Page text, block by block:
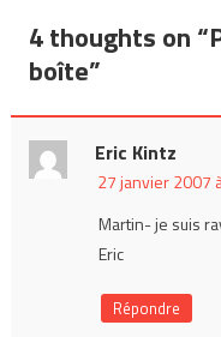
de
l’article
4 thoughts on “
boîte”
Eric Kintz
27 janvier 2007
Martin- je suis
Eric
Répondre